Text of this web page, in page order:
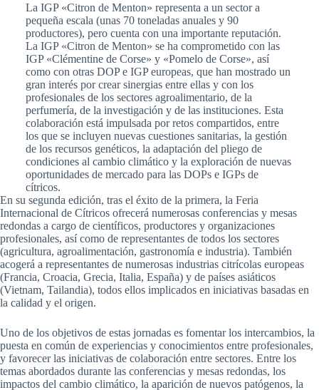
La IGP «Citron de Menton» representa a un sector a
pequeña escala (unas 70 toneladas anuales y 90
productores), pero cuenta con una importante reputación.
La IGP «Citron de Menton» se ha comprometido con las
IGP «Clémentine de Corse» y «Pomelo de Corse», así
como con otras DOP e IGP europeas, que han mostrado un
gran interés por crear sinergias entre ellas y con los
profesionales de los sectores agroalimentario, de la
perfumería, de la investigación y de las instituciones. Esta
colaboración está impulsada por retos compartidos, entre
los que se incluyen nuevas cuestiones sanitarias, la gestión
de los recursos genéticos, la adaptación del pliego de
condiciones al cambio climático y la exploración de nuevas
oportunidades de mercado para las DOPs e IGPs de
cítricos.
En su segunda edición, tras el éxito de la primera, la Feria
Internacional de Cítricos ofrecerá numerosas conferencias y mesas
redondas a cargo de científicos, productores y organizaciones
profesionales, así como de representantes de todos los sectores
(agricultura, agroalimentación, gastronomía e industria). También
acogerá a representantes de numerosas industrias citrícolas europeas
(Francia, Croacia, Grecia, Italia, España) y de países asiáticos
(Vietnam, Tailandia), todos ellos implicados en iniciativas basadas en
la calidad y el origen.
Uno de los objetivos de estas jornadas es fomentar los intercambios, la
puesta en común de experiencias y conocimientos entre profesionales,
y favorecer las iniciativas de colaboración entre sectores. Entre los
temas abordados durante las conferencias y mesas redondas, los
impactos del cambio climático, la aparición de nuevos patógenos, la